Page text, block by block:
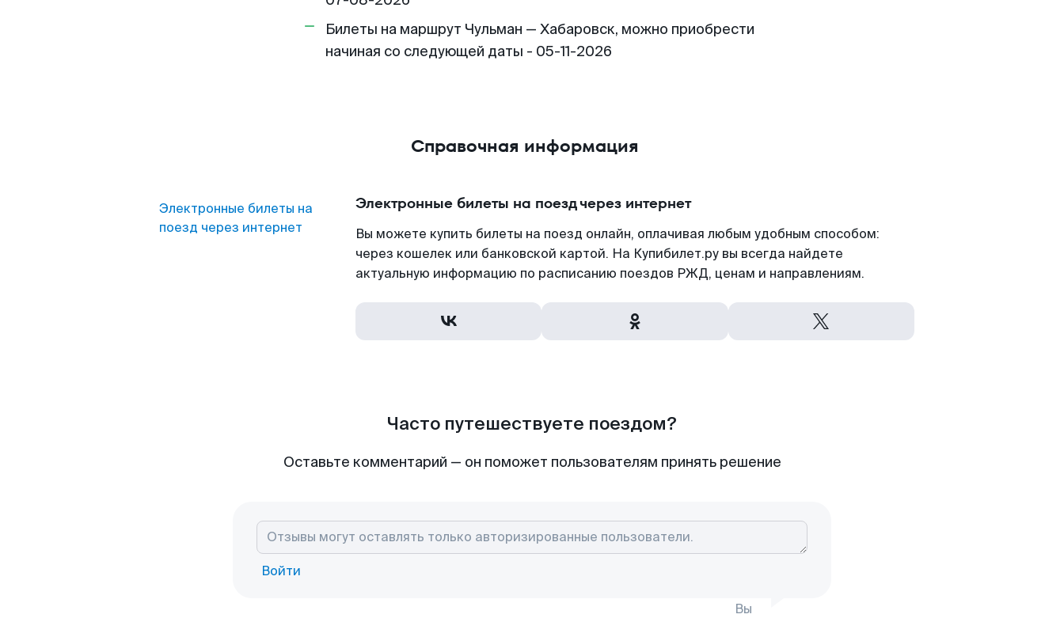
Билеты на маршрут Чульман — Хабаровск, можно приобрести
начиная со следующей даты - 05-11-2026
Справочная информация
Электронные билеты на
поезд через интернет
Электронные билеты на поезд через интернет
Вы можете купить билеты на поезд онлайн, оплачивая любым удобным способом:
через кошелек или банковской картой. На Купибилет.ру вы всегда найдете
актуальную информацию по расписанию поездов РЖД, ценам и направлениям.
Часто путешествуете поездом?
Оставьте комментарий — он поможет пользователям принять решение
Войти
Вы